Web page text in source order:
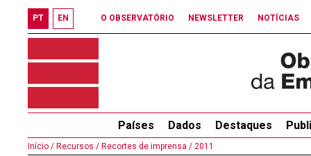
PT EN O OBSERVATÓRIO NEWSLETTER NOTÍCIAS
Países Dados Destaques
Início / Recursos / Recortes de imprensa / 2011